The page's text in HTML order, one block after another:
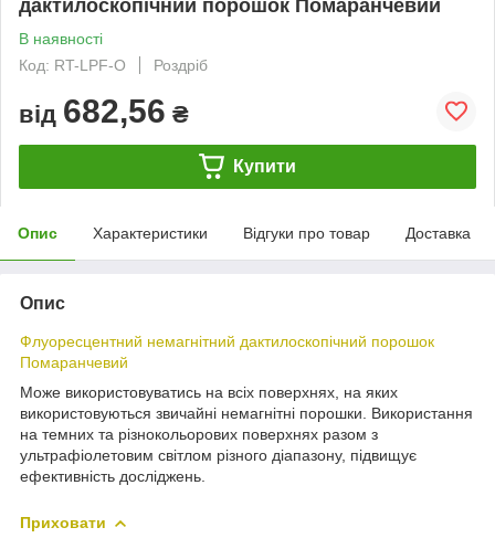
дактилоскопічний порошок Помаранчевий
В наявності
Код: RT-LPF-O
Роздріб
від 682,56 ₴
Купити
Опис Характеристики Відгуки про товар Доставка
Опис
Флуоресцентний немагнітний дактилоскопічний порошок
Помаранчевий
Може використовуватись на всіх поверхнях, на яких
використовуються звичайні немагнітні порошки. Використання
на темних та різнокольорових поверхнях разом з
ультрафіолетовим світлом різного діапазону, підвищує
ефективність досліджень.
Приховати